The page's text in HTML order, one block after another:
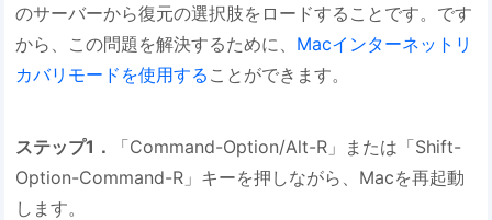
のサーバーから復元の選択肢をロードすることです。です
から、この問題を解決するために、 Macインターネットリ
カバリモードを使用する ことができます。
ステップ1．
「Command-Option/Alt-R」または「Shift-
Option-Command-R」キーを押しながら、Macを再起動
します。